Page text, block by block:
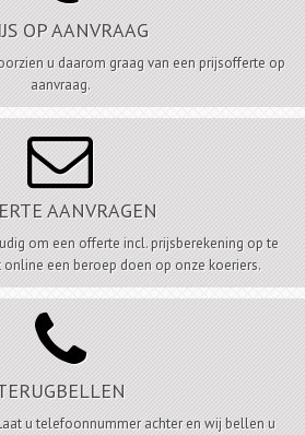
OP AANVRAAG
u daarom graag van een prijsofferte op
aanvraag.

AANVRAGEN
om een offerte incl. prijsberekening op te
online een beroep doen op onze koeriers.

u telefoonnummer achter en wij bellen u